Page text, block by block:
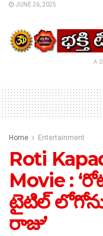
JUNE 26, 2025
Home Entertainment
Roti
Movie :
టైటిల్
రాజు’